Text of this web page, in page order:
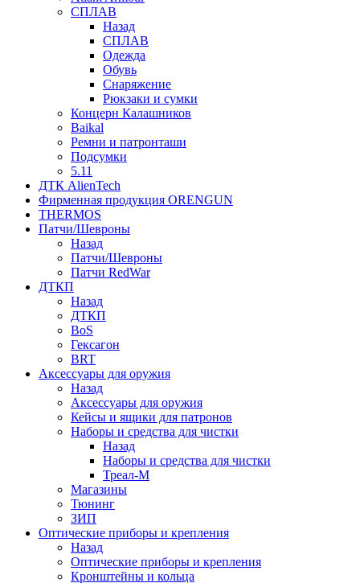
СПЛАВ
Назад
СПЛАВ
Одежда
Обувь
Снаряжение
Рюкзаки и сумки
Концерн Калашников
Baikal
Ремни и патронташи
Подсумки
5.11
ДТК AlienTech
Фирменная продукция ORENGUN
THERMOS
Патчи/Шевроны
Назад
Патчи/Шевроны
Патчи RedWar
ДТКП
Назад
ДТКП
BoS
Гексагон
BRT
Аксессуары для оружия
Назад
Аксессуары для оружия
Кейсы и ящики для патронов
Наборы и средства для чистки
Назад
Наборы и средства для чистки
Треал-М
Магазины
Тюнинг
ЗИП
Оптические приборы и крепления
Назад
Оптические приборы и крепления
Кронштейны и кольца